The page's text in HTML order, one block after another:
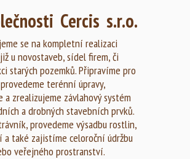
Cercis s.r.o.
se na kompletní realizaci
u novostaveb, sídel firem, či
starých pozemků. Připravíme pro
provedeme terénní úpravy,
a zrealizujeme závlahový systém
a drobných stavebních prvků.
provedeme výsadbu rostlin,
a také zajistíme celoroční údržbu
veřejného prostranství.